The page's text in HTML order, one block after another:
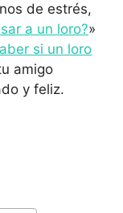
de estrés,
a un loro?»
si un loro
amigo
y feliz.